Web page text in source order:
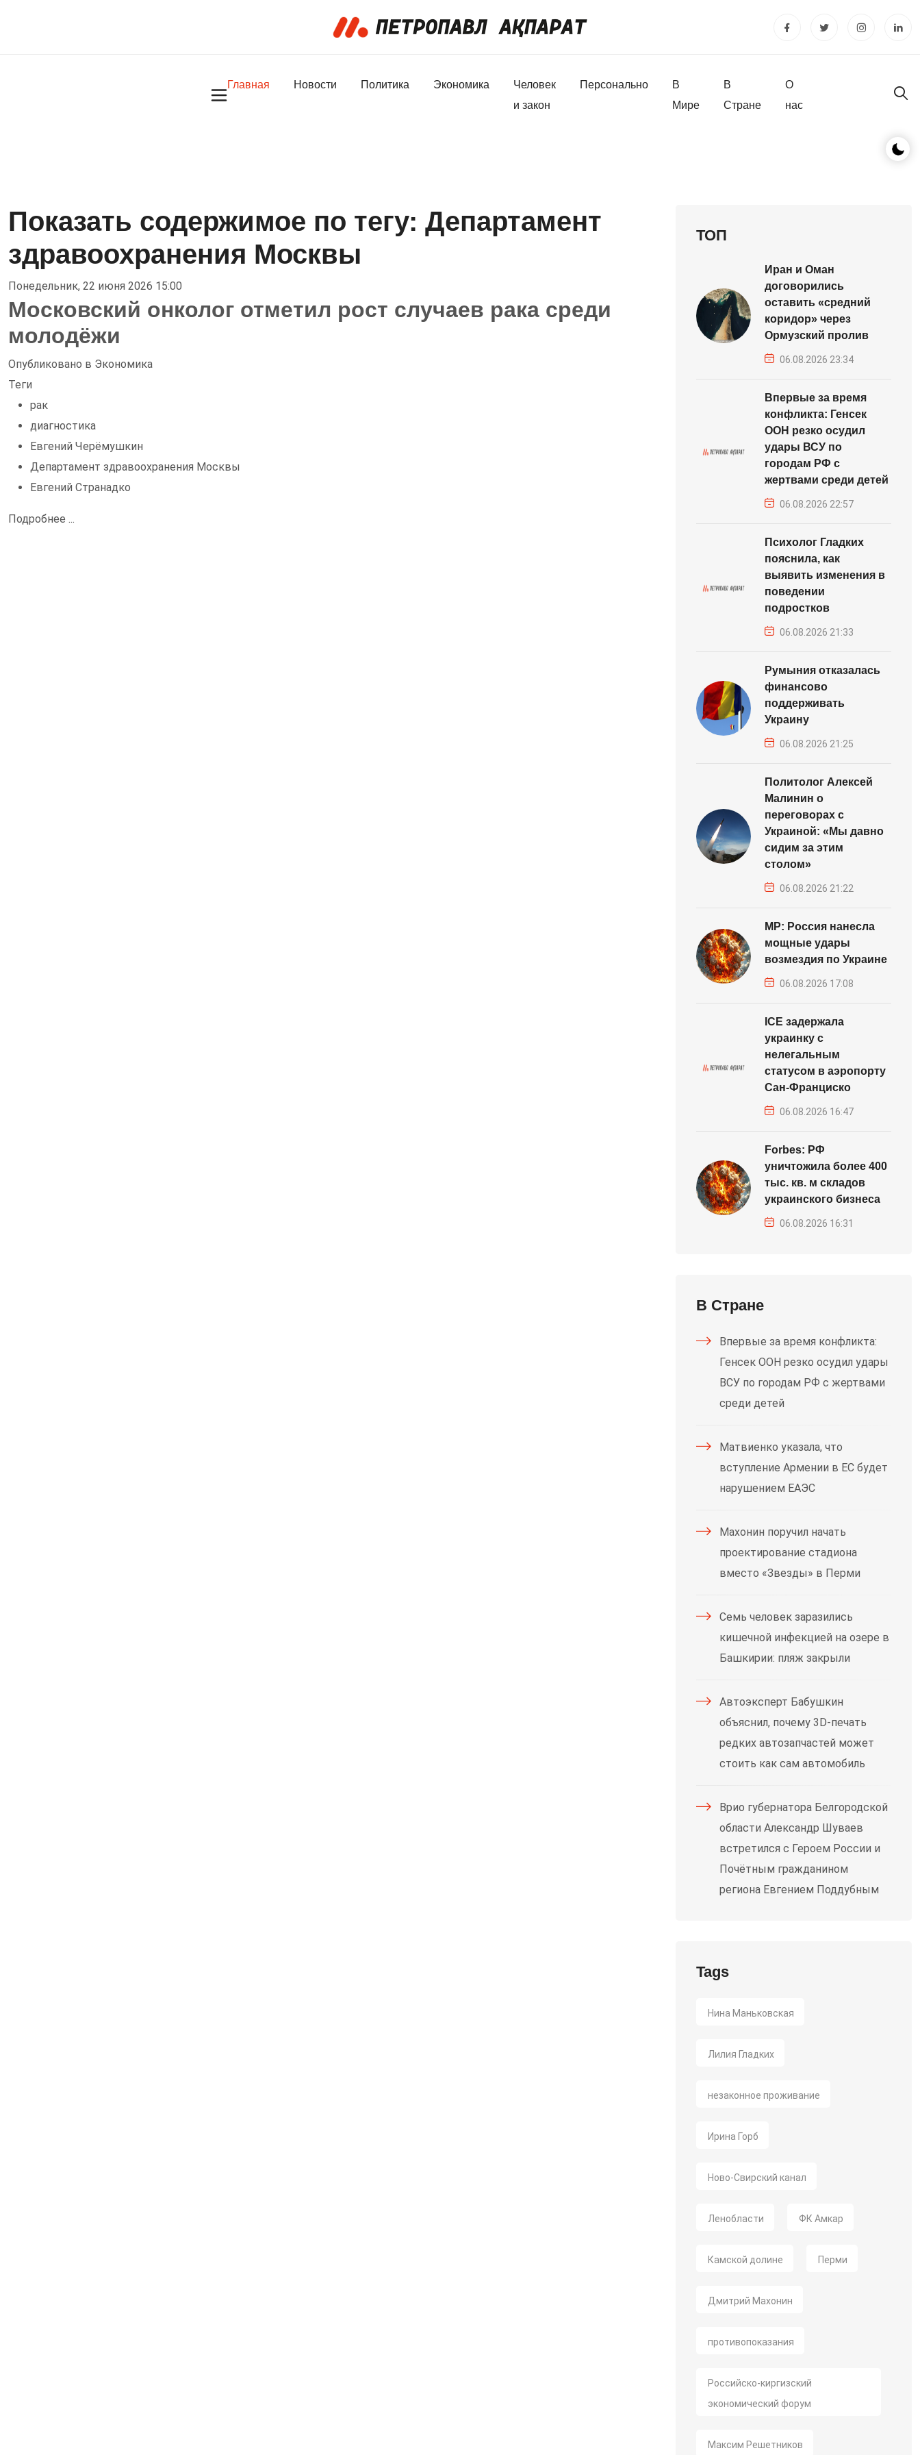
Главная Новости Политика Экономика
Человек
и закон
Персонально
В
Мире
В
Стране
О
нас
Показать содержимое по тегу: Департамент
здравоохранения Москвы
Понедельник, 22 июня 2026 15:00
Московский онколог отметил рост случаев рака среди
молодёжи
Опубликовано в Экономика
Теги
рак
диагностика
Евгений Черёмушкин
Департамент здравоохранения Москвы
Евгений Странадко
Подробнее ...
ТОП
Иран и Оман
договорились
оставить «средний
коридор» через
Ормузский пролив
06.08.2026 23:34
Впервые за время
конфликта: Генсек
ООН резко осудил
удары ВСУ по
городам РФ с
жертвами среди детей
06.08.2026 22:57
Психолог Гладких
пояснила, как
выявить изменения в
поведении
подростков
06.08.2026 21:33
Румыния отказалась
финансово
поддерживать
Украину
06.08.2026 21:25
Политолог Алексей
Малинин о
переговорах с
Украиной: «Мы давно
сидим за этим
столом»
06.08.2026 21:22
MP: Россия нанесла
мощные удары
возмездия по Украине
06.08.2026 17:08
ICE задержала
украинку с
нелегальным
статусом в аэропорту
Сан-Франциско
06.08.2026 16:47
Forbes: РФ
уничтожила более 400
тыс. кв. м складов
украинского бизнеса
06.08.2026 16:31
В Стране
Впервые за время конфликта:
Генсек ООН резко осудил удары
ВСУ по городам РФ с жертвами
среди детей
Матвиенко указала, что
вступление Армении в ЕС будет
нарушением ЕАЭС
Махонин поручил начать
проектирование стадиона
вместо «Звезды» в Перми
Семь человек заразились
кишечной инфекцией на озере в
Башкирии: пляж закрыли
Автоэксперт Бабушкин
объяснил, почему 3D-печать
редких автозапчастей может
стоить как сам автомобиль
Врио губернатора Белгородской
области Александр Шуваев
встретился с Героем России и
Почётным гражданином
региона Евгением Поддубным
Tags
Нина Маньковская
Лилия Гладких
незаконное проживание
Ирина Горб
Ново-Свирский канал
Ленобласти ФК Амкар
Камской долине Перми
Дмитрий Махонин
противопоказания
Российско-киргизский
экономический форум
Максим Решетников